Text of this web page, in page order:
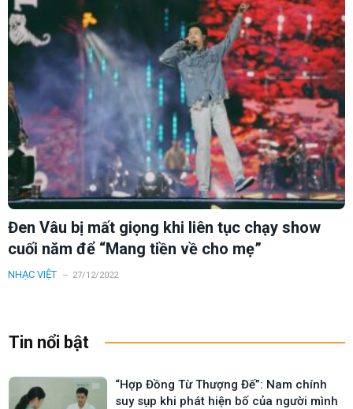
Đen Vâu bị mất giọng khi liên tục chạy show
cuối năm để “Mang tiền về cho mẹ”
NHẠC VIỆT 27/12/2022
Tin nổi bật
“Hợp Đồng Từ Thượng Đế”: Nam chính
suy sụp khi phát hiện bố của người mình